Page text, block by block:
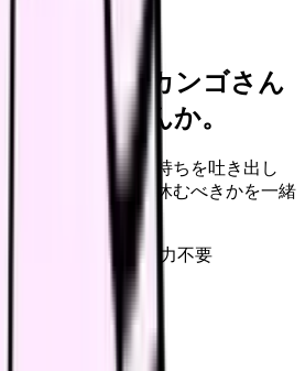
しいなら、カンゴさん
てみませんか。
みません。今の気持ちを吐き出し
めるべきか、少し休むべきかを一緒
なし
病院名は入力不要
相談する